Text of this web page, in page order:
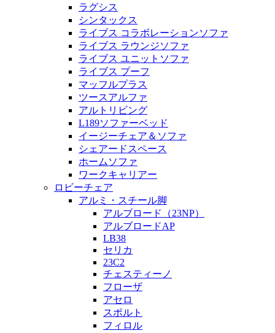
ラグシス
シンタックス
ライブス コラボレーションソファ
ライブス ラウンジソファ
ライブス ユニットソファ
ライブス プーフ
マッフルプラス
ツースアルファ
アルトリビング
L189ソファーベッド
イージーチェア＆ソファ
シェアードスペース
ホームソファ
ワークキャリアー
ロビーチェア
アルミ・スチール脚
アルブロード（23NP）
アルブロードAP
LB38
セリカ
23C2
チェスティーノ
フローザ
アセロ
スポルト
フィロル